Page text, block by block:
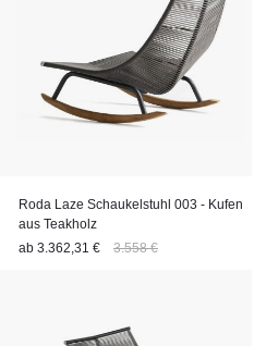
Roda Laze Schaukelstuhl 003 - Kufen
aus Teakholz
ab 3.362,31 € 3.558 €